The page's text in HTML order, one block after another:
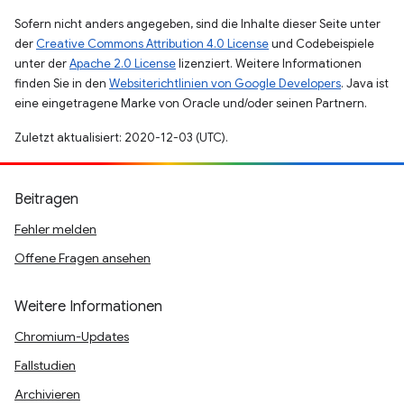
Sofern nicht anders angegeben, sind die Inhalte dieser Seite unter
der Creative Commons Attribution 4.0 Licenseund Codebeispiele
unter derApache 2.0 Licenselizenziert. Weitere Informationen
finden Sie in den Websiterichtlinien von Google Developers. Java ist
eine eingetragene Marke von Oracle und/oder seinen Partnern.
Zuletzt aktualisiert: 2020-12-03 (UTC).
Beitragen
Fehler melden
Offene Fragen ansehen
Weitere Informationen
Chromium-Updates
Fallstudien
Archivieren